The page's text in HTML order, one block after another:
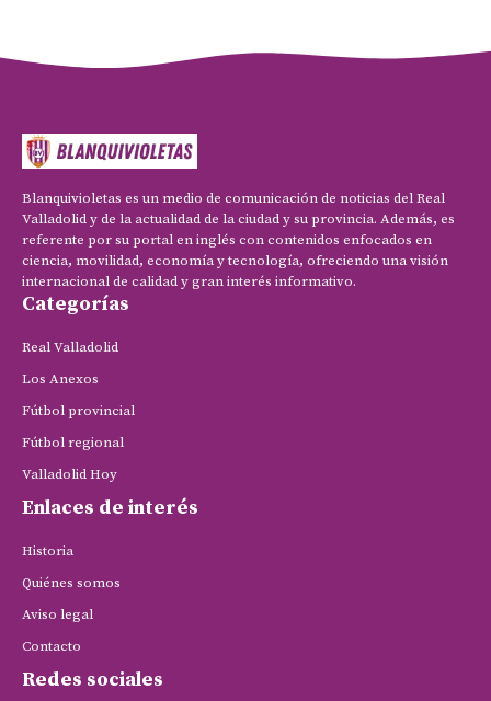
Blanquivioletas es un medio de comunicación de noticias del Real
Valladolid y de la actualidad de la ciudad y su provincia. Además, es
referente por su portal en inglés con contenidos enfocados en
ciencia, movilidad, economía y tecnología, ofreciendo una visión
internacional de calidad y gran interés informativo.
Categorías
Real Valladolid
Los Anexos
Fútbol provincial
Fútbol regional
Valladolid Hoy
Enlaces de interés
Historia
Quiénes somos
Aviso legal
Contacto
Redes sociales